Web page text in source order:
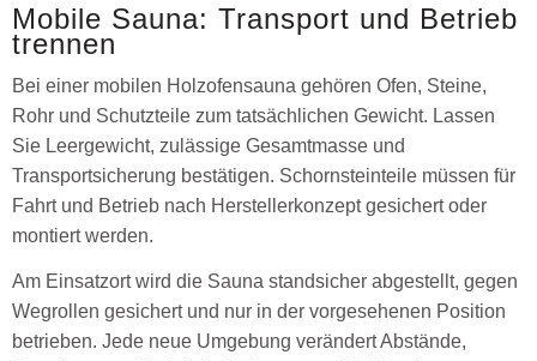
Mobile Sauna: Transport und Betrieb
trennen
Bei einer mobilen Holzofensauna gehören Ofen, Steine,
Rohr und Schutzteile zum tatsächlichen Gewicht. Lassen
Sie Leergewicht, zulässige Gesamtmasse und
Transportsicherung bestätigen. Schornsteinteile müssen für
Fahrt und Betrieb nach Herstellerkonzept gesichert oder
montiert werden.
Am Einsatzort wird die Sauna standsicher abgestellt, gegen
Wegrollen gesichert und nur in der vorgesehenen Position
betrieben. Jede neue Umgebung verändert Abstände,